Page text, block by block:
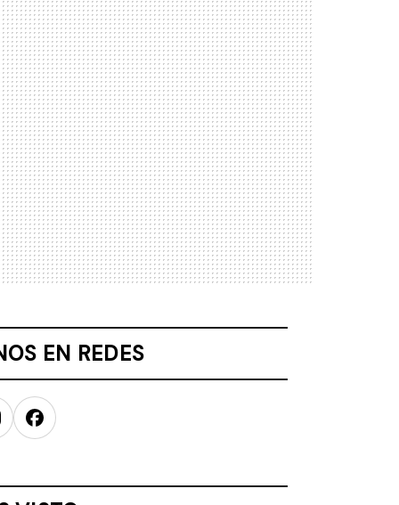
EN REDES
Facebook